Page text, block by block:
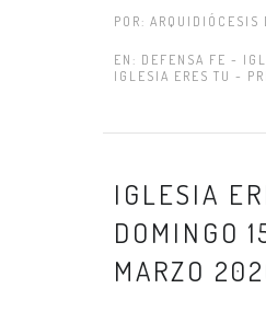
POR: ARQUIDIÓCESIS
EN: DEFENSA FE -
IGLESIA ERES TU -
IGLESIA
DOMINGO
MARZO